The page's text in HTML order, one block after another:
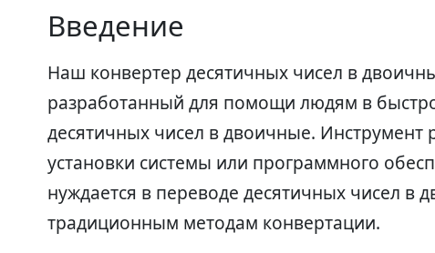
Введение
Наш конвертер десятичных чисел в
разработанный для помощи людям в
десятичных чисел в двоичные. Инструмент
установки системы или программного
нуждается в переводе десятичных чисел в
традиционным методам конвертации.